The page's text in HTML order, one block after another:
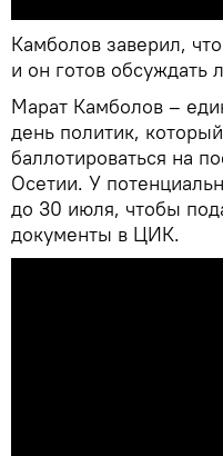
Камболов заверил,
и он готов
Марат Камболов –
день политик,
баллотироваться на
Осетии. У
до 30 июля, чтобы
документы в ЦИК.